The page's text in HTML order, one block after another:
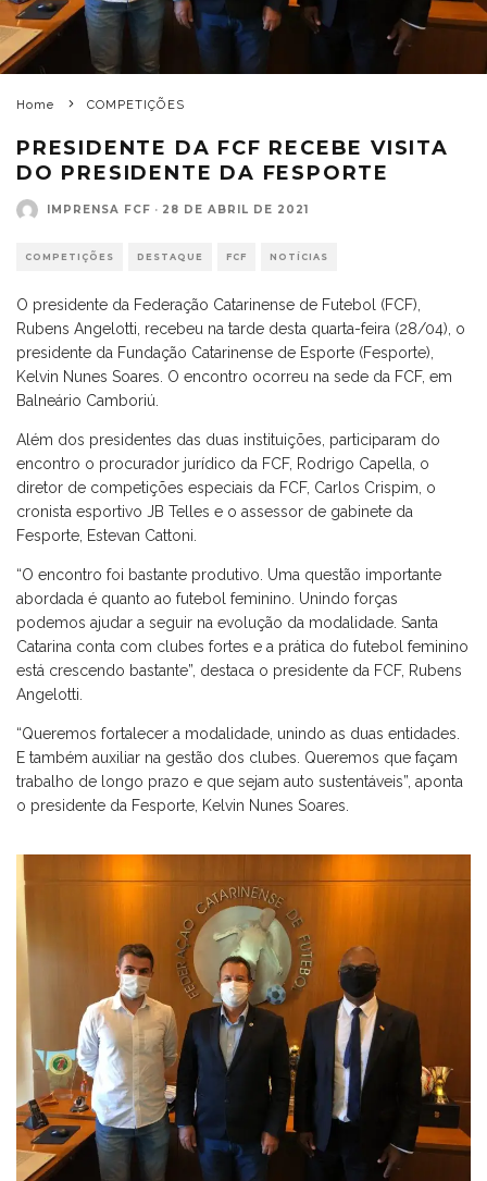
Home COMPETIÇÕES
PRESIDENTE DA FCF RECEBE VISITA
DO PRESIDENTE DA FESPORTE
IMPRENSA FCF · 28 DE ABRIL DE 2021
COMPETIÇÕES DESTAQUE FCF NOTÍCIAS
O presidente da Federação Catarinense de Futebol (FCF),
Rubens Angelotti, recebeu na tarde desta quarta-feira (28/04), o
presidente da Fundação Catarinense de Esporte (Fesporte),
Kelvin Nunes Soares. O encontro ocorreu na sede da FCF, em
Balneário Camboriú.
Além dos presidentes das duas instituições, participaram do
encontro o procurador jurídico da FCF, Rodrigo Capella, o
diretor de competições especiais da FCF, Carlos Crispim, o
cronista esportivo JB Telles e o assessor de gabinete da
Fesporte, Estevan Cattoni.
“O encontro foi bastante produtivo. Uma questão importante
abordada é quanto ao futebol feminino. Unindo forças
podemos ajudar a seguir na evolução da modalidade. Santa
Catarina conta com clubes fortes e a prática do futebol feminino
está crescendo bastante”, destaca o presidente da FCF, Rubens
Angelotti.
“Queremos fortalecer a modalidade, unindo as duas entidades.
E também auxiliar na gestão dos clubes. Queremos que façam
trabalho de longo prazo e que sejam auto sustentáveis”, aponta
o presidente da Fesporte, Kelvin Nunes Soares.